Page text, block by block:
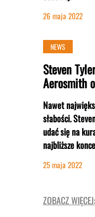
26 maja 2022
NEWS
Steven
Aerosmith
Nawet
słabości.
udać się na
najbliższe
25 maja 2022
ZOBACZ